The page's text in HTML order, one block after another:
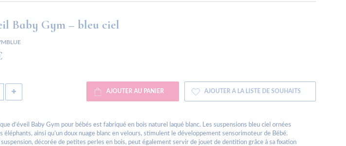
Baby Gym – bleu ciel
AJOUTER AU PANIER AJOUTER A LA LISTE DE SOUHAITS
d’éveil Baby Gym pour bébés est fabriqué en bois naturel laqué blanc. Les suspensions bleu ciel ornées
éléphants, ainsi qu’un doux nuage blanc en velours, stimulent le développement sensorimoteur de Bébé.
suspension, décorée de petites perles en bois, peut également servir de jouet de dentition grâce à sa fixation